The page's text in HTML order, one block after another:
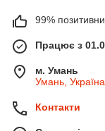
99%
Працює з
м. Умань
Умань, Україна
Контакти